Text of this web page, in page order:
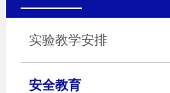
实验教学安排
安全教育